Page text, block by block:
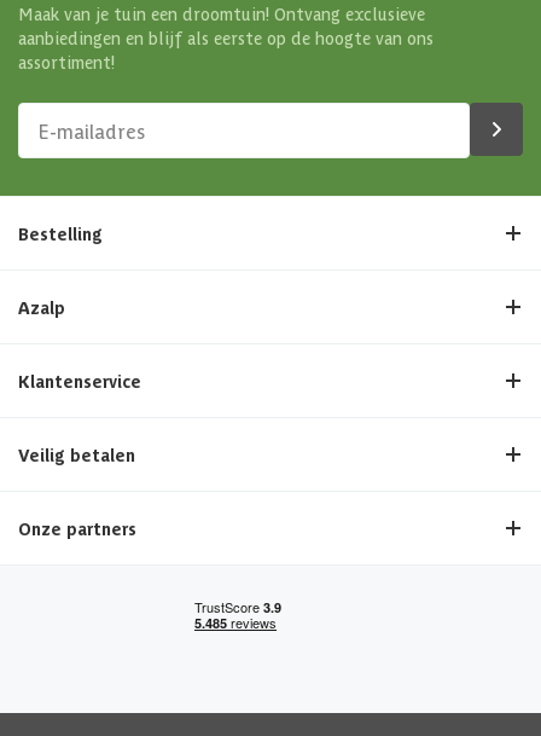
Maak van je tuin een droomtuin! Ontvang exclusieve
aanbiedingen en blijf als eerste op de hoogte van ons
assortiment!
Bestelling
Azalp
Klantenservice
Veilig betalen
Onze partners